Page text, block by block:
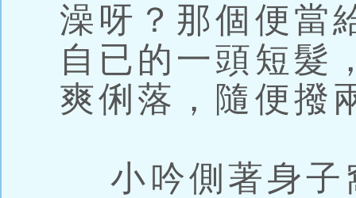
澡呀？那個便當
自已的一頭短髮
爽俐落，隨便撥
小吟側著身子